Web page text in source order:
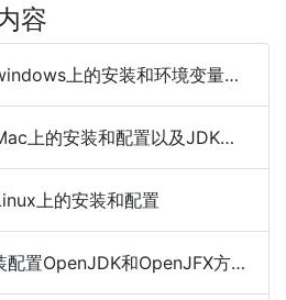
容
上的安装和环境变量配置
安装和配置以及JDK多个版本之间切换
上的安装和配置
OpenJDK和OpenJFX方法步骤